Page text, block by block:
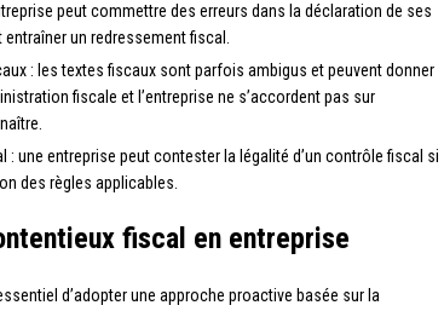
peut commettre des erreurs dans la déclaration de ses
un redressement fiscal.
: les textes fiscaux sont parfois ambigus et peuvent donner
fiscale et l’entreprise ne s’accordent pas sur
: une entreprise peut contester la légalité d’un contrôle fiscal si
des règles applicables.
fiscal en entreprise
d’adopter une approche proactive basée sur la